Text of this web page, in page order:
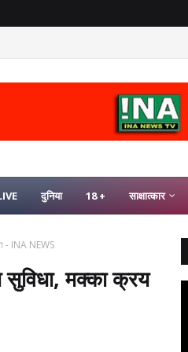
- INA NEWS
दुनिया 18 + साक्षात्कार
- INA NEWS
सुविधा, मक्का क्रय